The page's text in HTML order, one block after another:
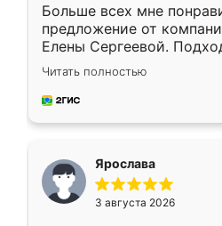
Больше всех мне
предложение от
Елены Сергеевой.
короткие сроки
для замера сотрудник
предложил по моему
Читать полностью
Ярослава
3 августа 2026